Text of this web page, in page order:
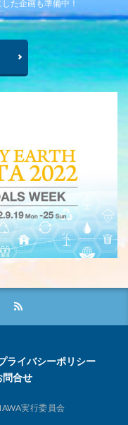
た企画も準備中！
ライバシーポリシー
問合せ
実行委員会